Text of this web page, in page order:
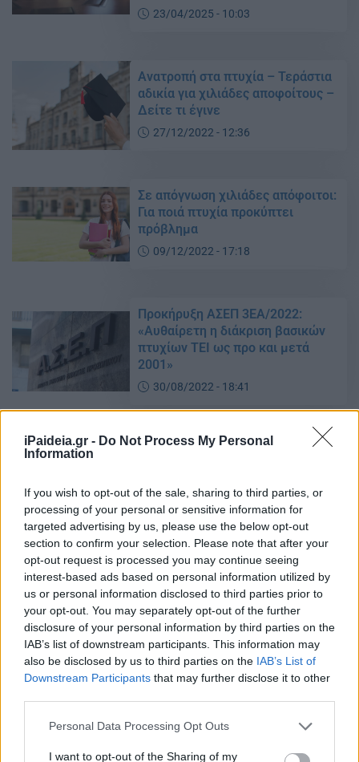
iPaideia.gr - Do Not Process My Personal
Information
If you wish to opt-out of the sale, sharing to third parties, or
processing of your personal or sensitive information for
targeted advertising by us, please use the below opt-out
section to confirm your selection. Please note that after your
opt-out request is processed you may continue seeing
interest-based ads based on personal information utilized by
us or personal information disclosed to third parties prior to
your opt-out. You may separately opt-out of the further
disclosure of your personal information by third parties on the
IAB’s list of downstream participants. This information may
also be disclosed by us to third parties on the IAB’s List of
Downstream Participants that may further disclose it to other
Please note that this website/app uses one or more Google
not limited to your visit or usage behaviour. You may click to
Personal Data Processing Opt Outs
I want to opt-out of the Sharing of my
23/04/2025 - 10:03
Ανατροπή στα πτυχία – Τεράστια
αδικία για χιλιάδες αποφοίτους –
Δείτε τι έγινε
27/12/2022 - 12:36
Σε απόγνωση χιλιάδες απόφοιτοι:
Για ποιά πτυχία προκύπτει
πρόβλημα
09/12/2022 - 17:18
Προκήρυξη ΑΣΕΠ 3ΕΑ/2022:
«Αυθαίρετη η διάκριση βασικών
πτυχίων ΤΕΙ ως προ και μετά
2001»
30/08/2022 - 18:41
Η ΝΕΑ μορφή των ΤΕΙ – Τι
08/08/2022 - 09:29
Απόφοιτοι ΤΕΙ: Αδιαφορία
απέναντι στην εξομοίωση των
πτυχίων μας με τις νέες
ακαδημαϊκες δομές
17/07/2022 - 12:01
Απόφοιτοι πρώην ΤΕΙ: Άμεση
λύση στα προβλήματα που
ταλανίζουν χιλιάδες αποφοίτους